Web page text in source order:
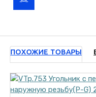
ПОХОЖИЕ ТОВАРЫ